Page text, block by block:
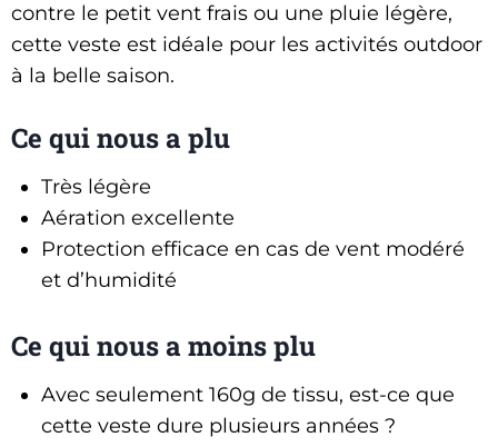
contre le petit vent frais ou une pluie légère,
cette veste est idéale pour les activités outdoor
à la belle saison.
Ce qui nous a plu
Très légère
Aération excellente
Protection efficace en cas de vent modéré
et d’humidité
Ce qui nous a moins plu
Avec seulement 160g de tissu, est-ce que
cette veste dure plusieurs années ?